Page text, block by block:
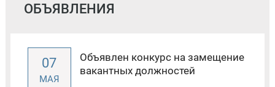
ОБЪЯВЛЕНИЯ
07
МАЯ
Объявлен конкурс на замещение
вакантных должностей